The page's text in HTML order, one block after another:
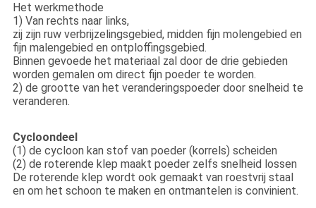
Het werkmethode
1) Van rechts naar links,
zij zijn ruw verbrijzelingsgebied, midden fijn molengebied en
fijn malengebied en ontploffingsgebied.
Binnen gevoede het materiaal zal door de drie gebieden
worden gemalen om direct fijn poeder te worden.
2) de grootte van het veranderingspoeder door snelheid te
veranderen.
Cycloondeel
(1) de cycloon kan stof van poeder (korrels) scheiden
(2) de roterende klep maakt poeder zelfs snelheid lossen
De roterende klep wordt ook gemaakt van roestvrij staal
en om het schoon te maken en ontmantelen is convinient.